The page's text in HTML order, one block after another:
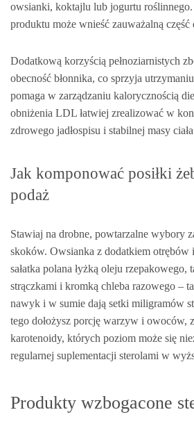
owsianki, koktajlu lub jogurtu
produktu może wnieść zauważalną część
Dodatkową korzyścią pełnoziarnistych
obecność błonnika, co sprzyja
pomaga w zarządzaniu kalorycznością
obniżenia LDL łatwiej zrealizować w
zdrowego jadłospisu i stabilnej masy
Jak komponować posiłki
podaż
Stawiaj na drobne, powtarzalne wybory
skoków. Owsianka z dodatkiem otrębów
sałatka polana łyżką oleju rzepakowego,
strączkami i kromką chleba razowego –
nawyk i w sumie dają setki miligramów
tego dołożysz porcję warzyw i owoców,
karotenoidy, których poziom może się
regularnej suplementacji sterolami w
Produkty wzbogacone